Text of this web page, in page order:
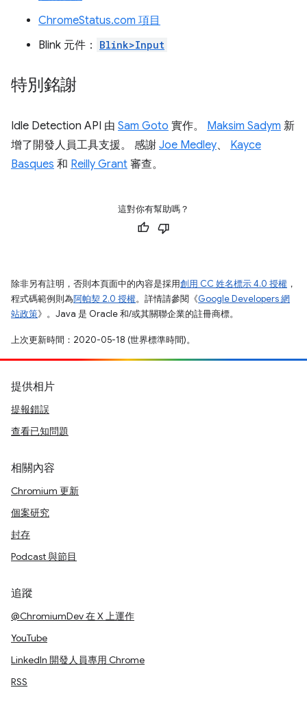
ChromeStatus.com 項目
Blink 元件：
Blink>Input
特別銘謝
Idle Detection API 由 Sam Goto 實作。 Maksim Sadym 新
增了開發人員工具支援。 感謝 Joe Medley、 Kayce
Basques 和 Reilly Grant 審查。
這對你有幫助嗎？
除非另有註明，否則本頁面中的內容是採用創用 CC 姓名標示 4.0 授權 ，
程式碼範例則為阿帕契 2.0 授權。詳情請參閱《Google Developers 網
站政策》。Java 是 Oracle 和/或其關聯企業的註冊商標。
上次更新時間：2020-05-18 (世界標準時間)。
提供相片
提報錯誤
查看已知問題
相關內容
Chromium 更新
個案研究
封存
Podcast 與節目
追蹤
@ChromiumDev 在 X 上運作
YouTube
LinkedIn 開發人員專用 Chrome
RSS